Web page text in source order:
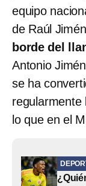
equipo
de Raúl
borde del
Antonio
se ha
regularmente
lo que en el